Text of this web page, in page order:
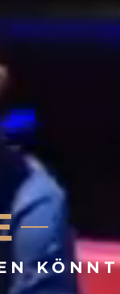
KÖNNT